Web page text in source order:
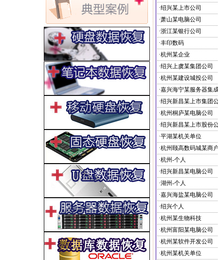
·绍兴某上市公司
·萧山某电脑公司
·浙江某银行公司
·丰印数码
·杭州某企业
·绍兴上虞某集团公司
·杭州某建设城投公司
·嘉兴海宁某服务器集
·绍兴新昌某上市集团
·杭州桐庐某电脑公司
·绍兴新昌某上市股份
·平湖某机关单位
·杭州颐高数码城某商
·杭州-个人
·绍兴新昌某电脑公司
·湖州-个人
·嘉兴海盐某电脑公司
·绍兴个人
·杭州某生物科技
·杭州富阳某电脑公司
·杭州某软件开发公司
·杭州某机关单位